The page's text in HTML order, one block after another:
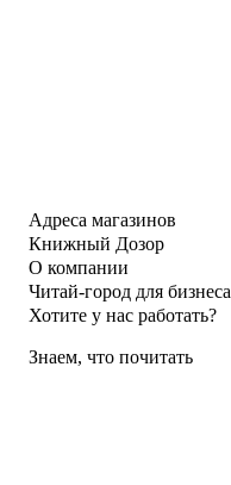
Адреса магазинов
Книжный Дозор
О компании
Читай-город для бизнеса
Хотите у нас работать?
Знаем, что почитать